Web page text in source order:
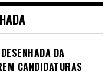
DA
CANDIDATURAS